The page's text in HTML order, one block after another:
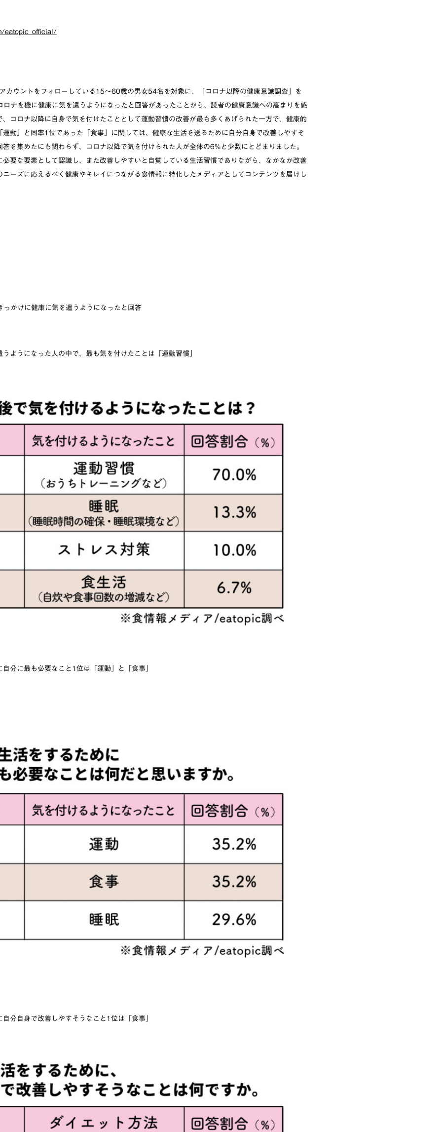
eatopic_official/
カウントをフォローしている15～60歳の男女54名を対象に、「コロナ以降の健康意識調査」を
ナを機に健康に気を遣うようになったと回答があったことから、読者の健康意識への高まりを感
、コロナ以降に自身で気を付けたこととして運動習慣の改善が最も多くあげられた一方で、健康的
運動」と同率1位であった「食事」に関しては、健康な生活を送るために自分自身で改善しやすそ
答を集めたにも関わらず、コロナ以降で気を付けられた人が全体の6%と少数にとどまりました。
必要な要素として認識し、また改善しやすいと自覚している生活習慣でありながら、なかなか改善
ニーズに応えるべく健康やキレイにつながる食情報に特化したメディアとしてコンテンツを届けし
かけに健康に気を遣うようになったと回答
ようになった人の中で、最も気を付けたことは「運動習慣」
分に最も必要なこと1位は「運動」と「食事」
分自身で改善しやすそうなこと1位は「食事」